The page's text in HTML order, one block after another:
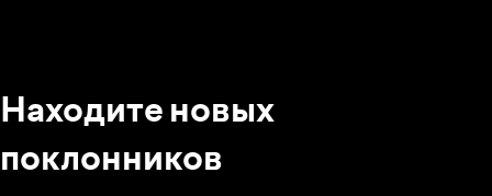
Находите новых
поклонников